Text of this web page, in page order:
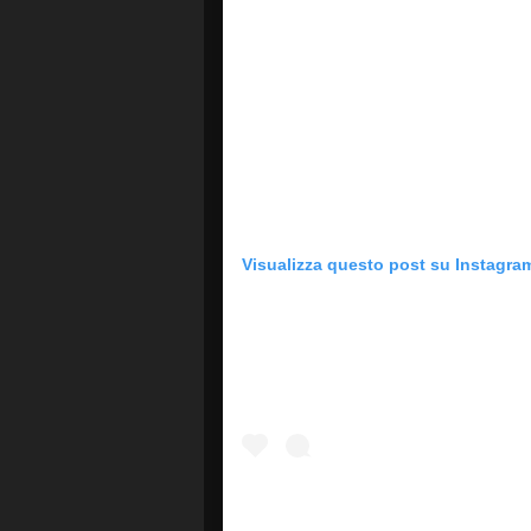
Visualizza questo post su